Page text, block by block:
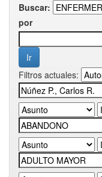
Buscar:
por
Filtros actuales: